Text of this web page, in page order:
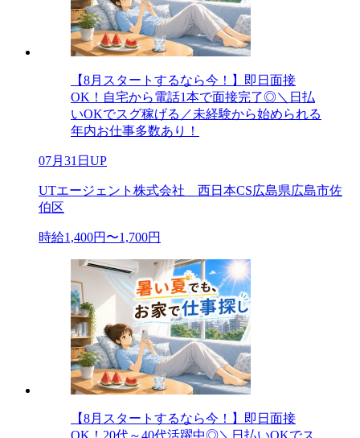
【8月スタートするなら今！】即日面接
OK！自宅から電話1本で面接完了◎＼日払
いOKでスグ稼げる／未経験から始められる
年内お仕事多数あり！
07月31日UP
UTエージェント株式会社 西日本CS広島県広島市佐
伯区
時給1,400円〜1,700円
【8月スタートするなら今！】即日面接